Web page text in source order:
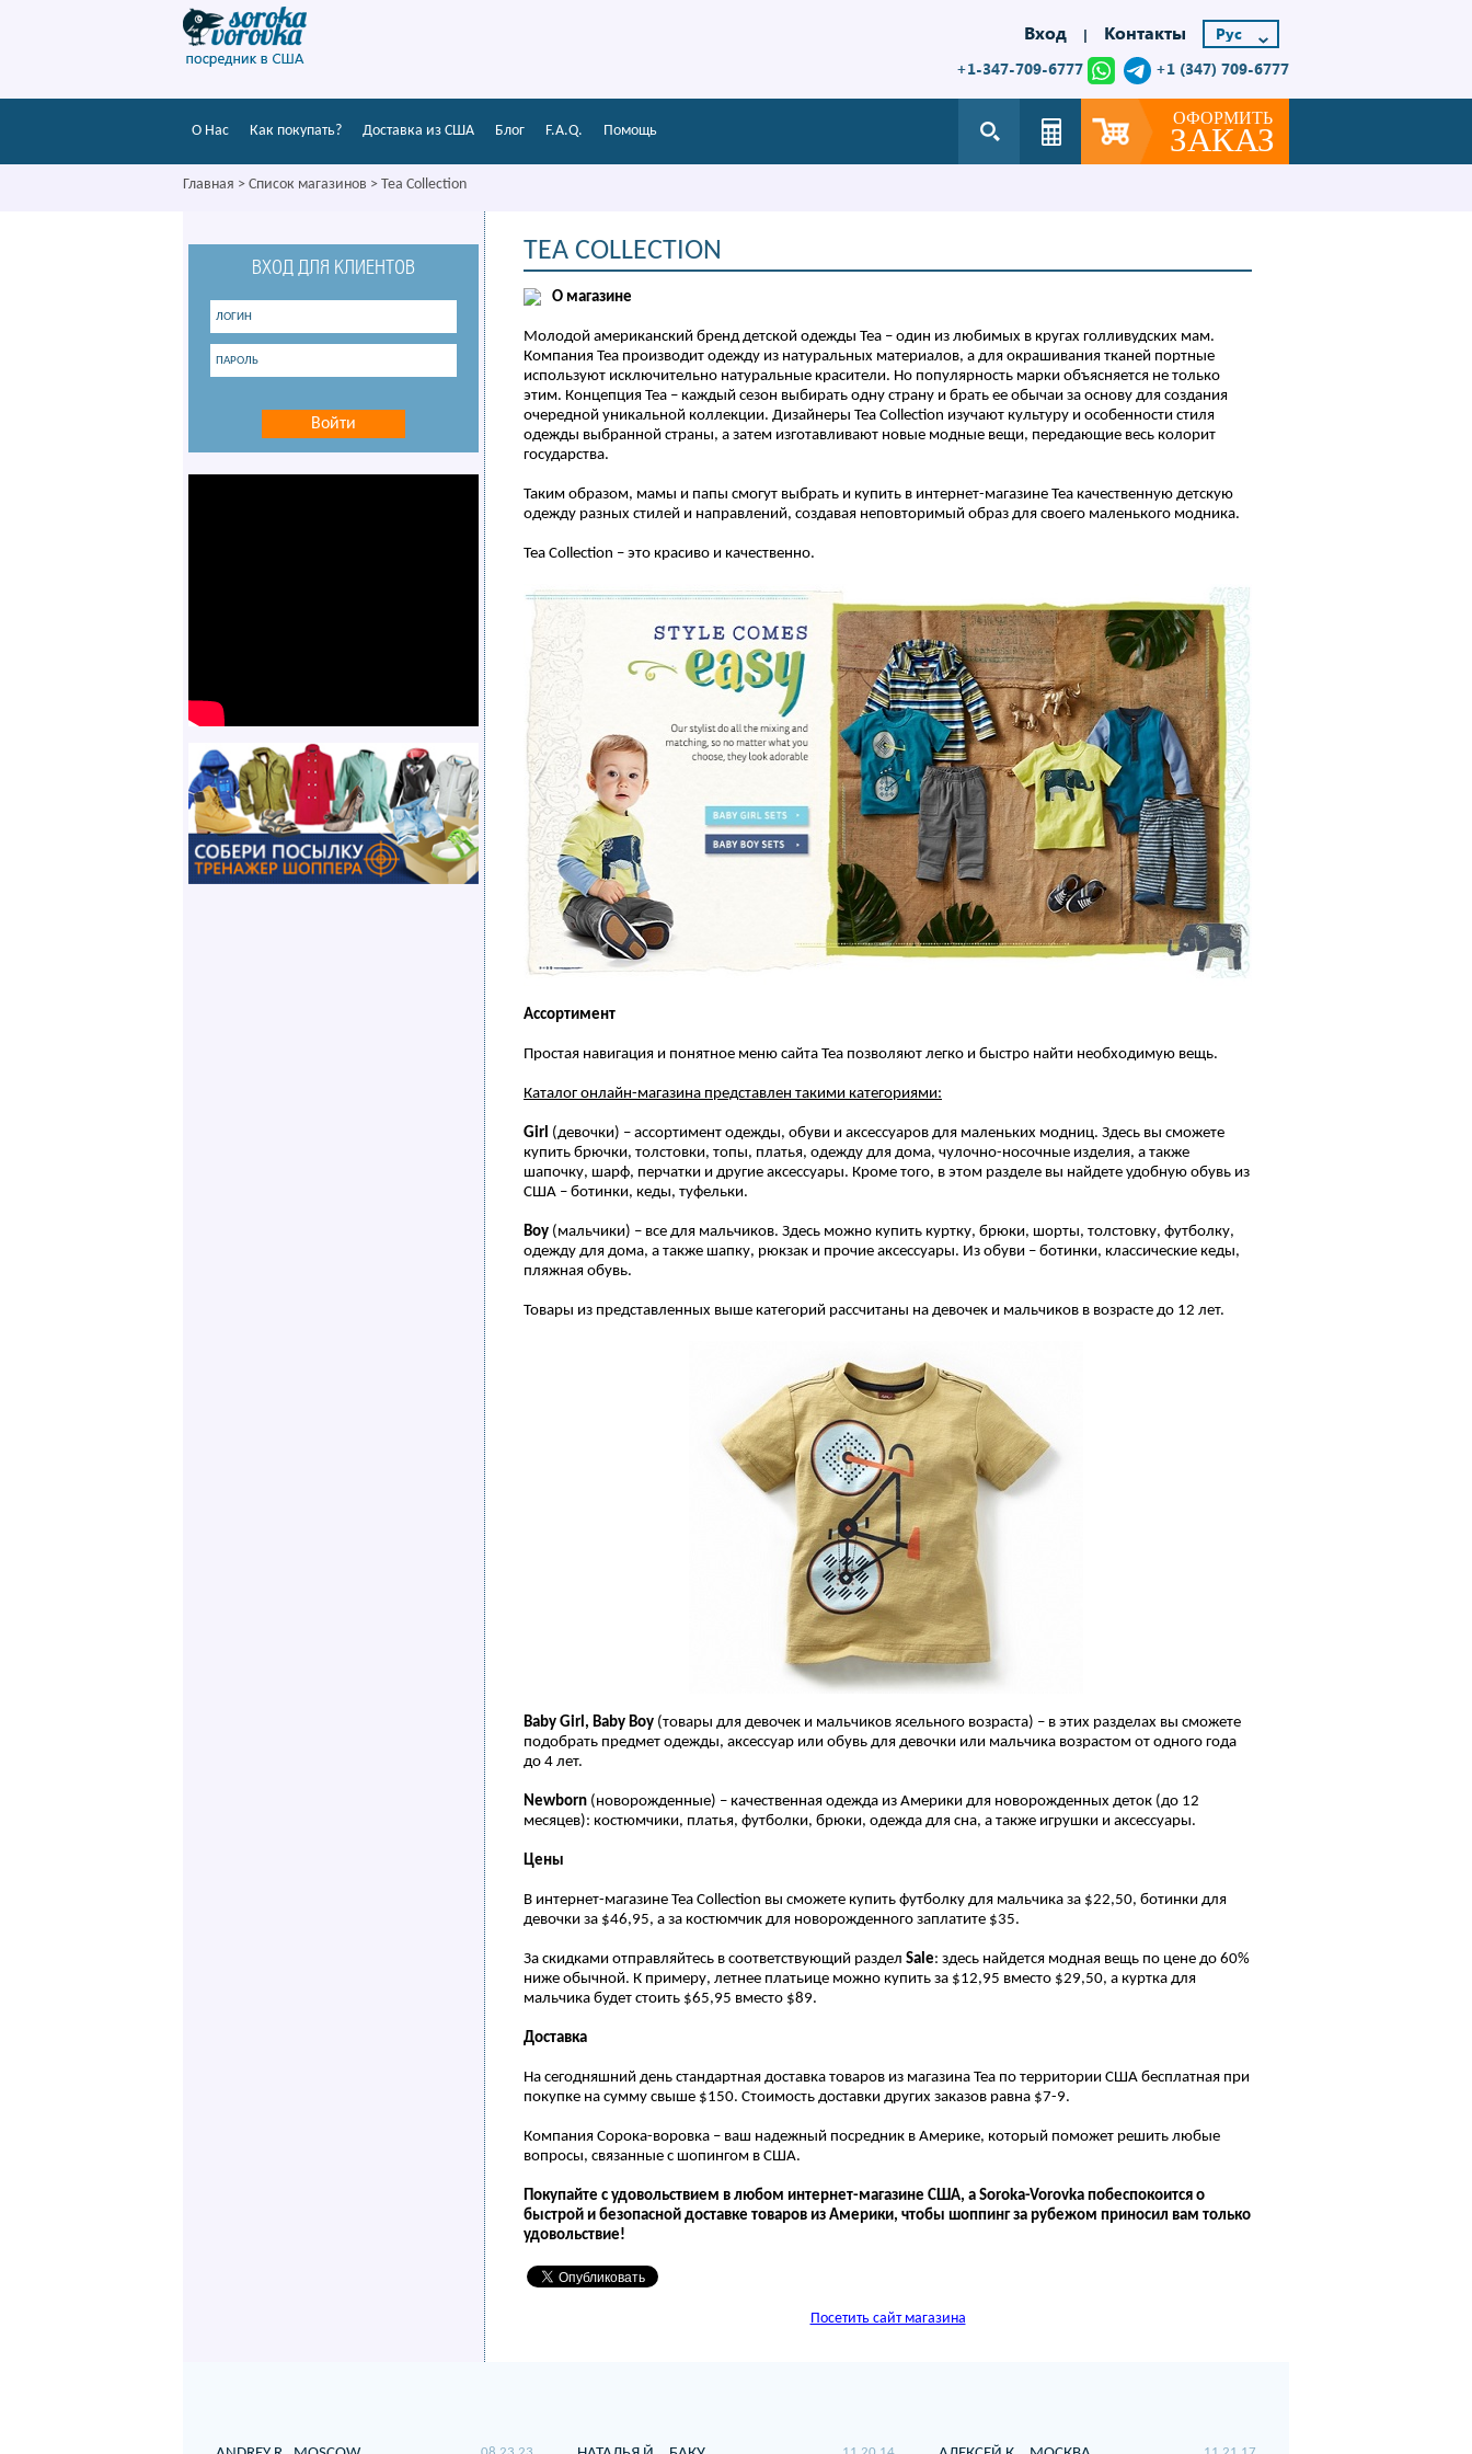
Вход | Контакты
+1-347-709-6777 +1 (347) 709-6777
О Нас Как покупать? Доставка из США Блог F.A.Q. Помощь
ОФОРМИТЬ
ЗАКАЗ
Главная > Список магазинов > Tea Collection
ВХОД ДЛЯ КЛИЕНТОВ
Войти
TEA COLLECTION
О магазине
Молодой американский бренд детской одежды Tea – один из любимых в кругах голливудских мам.
Компания Tea производит одежду из натуральных материалов, а для окрашивания тканей портные
используют исключительно натуральные красители. Но популярность марки объясняется не только
этим. Концепция Tea – каждый сезон выбирать одну страну и брать ее обычаи за основу для создания
очередной уникальной коллекции. Дизайнеры Tea Collection изучают культуру и особенности стиля
одежды выбранной страны, а затем изготавливают новые модные вещи, передающие весь колорит
государства.
Таким образом, мамы и папы смогут выбрать и купить в интернет-магазине Tea качественную детскую
одежду разных стилей и направлений, создавая неповторимый образ для своего маленького модника.
Tea Collection – это красиво и качественно.
Ассортимент
Простая навигация и понятное меню сайта Tea позволяют легко и быстро найти необходимую вещь.
Каталог онлайн-магазина представлен такими категориями:
Girl (девочки) – ассортимент одежды, обуви и аксессуаров для маленьких модниц. Здесь вы сможете
купить брючки, толстовки, топы, платья, одежду для дома, чулочно-носочные изделия, а также
шапочку, шарф, перчатки и другие аксессуары. Кроме того, в этом разделе вы найдете удобную обувь из
США – ботинки, кеды, туфельки.
Boy (мальчики) – все для мальчиков. Здесь можно купить куртку, брюки, шорты, толстовку, футболку,
одежду для дома, а также шапку, рюкзак и прочие аксессуары. Из обуви – ботинки, классические кеды,
пляжная обувь.
Товары из представленных выше категорий рассчитаны на девочек и мальчиков в возрасте до 12 лет.
Baby Girl, Baby Boy (товары для девочек и мальчиков ясельного возраста) – в этих разделах вы сможете
подобрать предмет одежды, аксессуар или обувь для девочки или мальчика возрастом от одного года
до 4 лет.
Newborn (новорожденные) – качественная одежда из Америки для новорожденных деток (до 12
месяцев): костюмчики, платья, футболки, брюки, одежда для сна, а также игрушки и аксессуары.
Цены
В интернет-магазине Tea Collection вы сможете купить футболку для мальчика за $22,50, ботинки для
девочки за $46,95, а за костюмчик для новорожденного заплатите $35.
За скидками отправляйтесь в соответствующий раздел Sale: здесь найдется модная вещь по цене до 60%
ниже обычной. К примеру, летнее платьице можно купить за $12,95 вместо $29,50, а куртка для
мальчика будет стоить $65,95 вместо $89.
Доставка
На сегодняшний день стандартная доставка товаров из магазина Tea по территории США бесплатная при
покупке на сумму свыше $150. Стоимость доставки других заказов равна $7-9.
Компания Сорока-воровка – ваш надежный посредник в Америке, который поможет решить любые
вопросы, связанные с шопингом в США.
Покупайте с удовольствием в любом интернет-магазине США, а Soroka-Vorovka побеспокоится о
быстрой и безопасной доставке товаров из Америки, чтобы шоппинг за рубежом приносил вам только
удовольствие!
Посетить сайт магазина